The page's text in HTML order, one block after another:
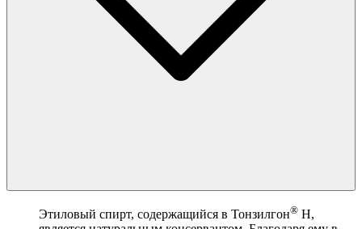
Этиловый спирт, содержащийся в Тонзилгон® Н,